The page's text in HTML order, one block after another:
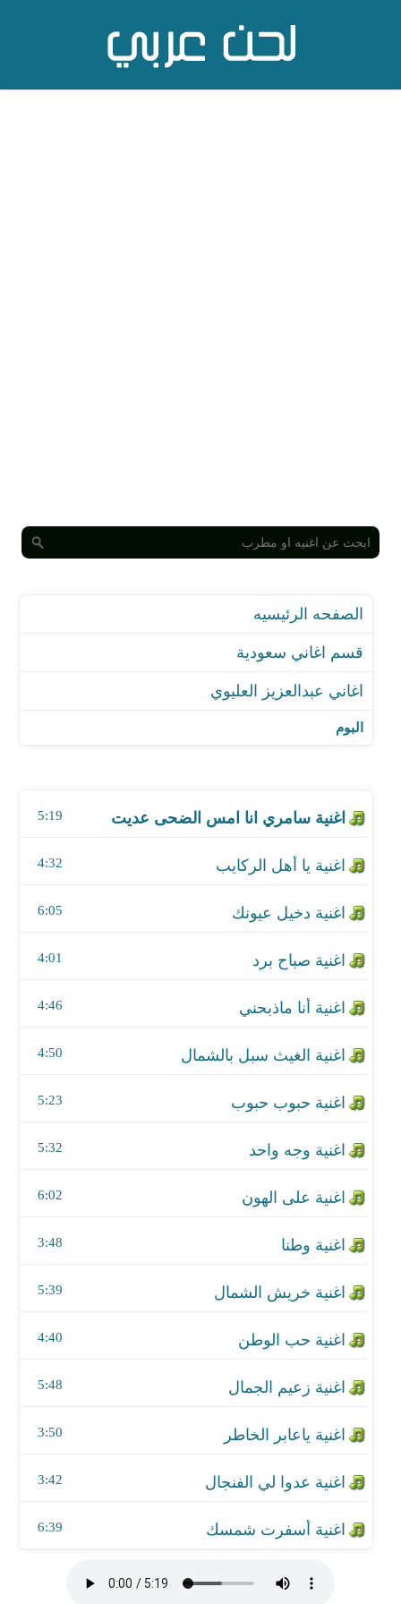
قسم اغاني سعودية
البوم
اغنية سامري انا امس الضحى عديت
5:19
4:32
6:05
4:01
4:46
اغنية الغيث سبل بالشمال
4:50
اغنية حبوب حبوب
5:23
اغنية وجه واحد
5:32
اغنية على الهون
6:02
3:48
5:39
اغنية حب الوطن
4:40
اغنية زعيم الجمال
5:48
اغنية ياعابر الخاطر
3:50
اغنية عدوا لي الفنجال
3:42
6:39